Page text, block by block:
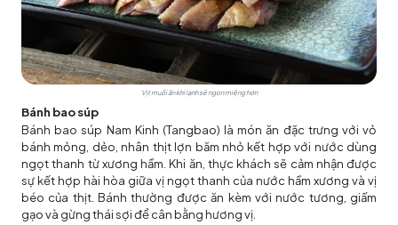
Vịt muối ăn khi lạnh sẽ ngon miệng hơn
Bánh bao súp
Bánh bao súp Nam Kinh (Tangbao) là món ăn đặc trưng với vỏ
bánh mỏng, dẻo, nhân thịt lợn băm nhỏ kết hợp với nước dùng
ngọt thanh từ xương hầm. Khi ăn, thực khách sẽ cảm nhận được
sự kết hợp hài hòa giữa vị ngọt thanh của nước hầm xương và vị
béo của thịt. Bánh thường được ăn kèm với nước tương, giấm
gạo và gừng thái sợi để cân bằng hương vị.